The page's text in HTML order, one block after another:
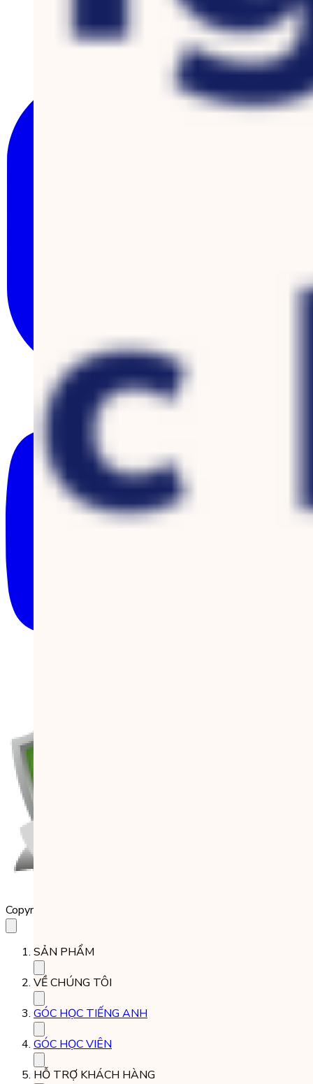
Copyright 2023 Babilala Class
SẢN PHẨM
VỀ CHÚNG TÔI
GÓC HỌC TIẾNG ANH
GÓC HỌC VIÊN
HỖ TRỢ KHÁCH HÀNG